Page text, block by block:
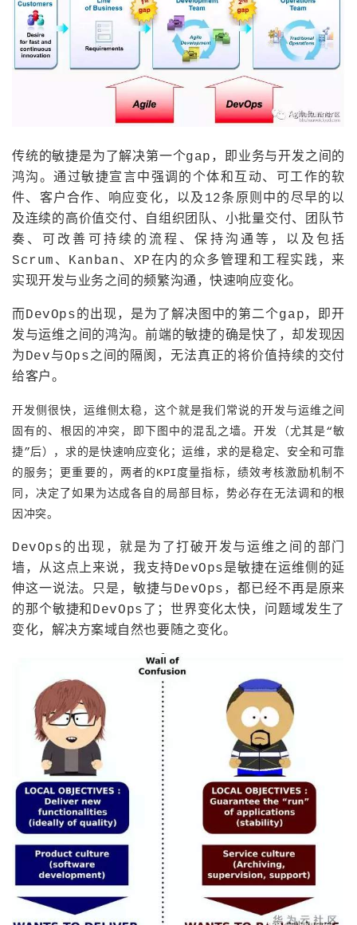
传统的敏捷是为了解决第一个gap，即业务与开发之间的
鸿沟。通过敏捷宣言中强调的个体和互动、可工作的软
件、客户合作、响应变化，以及12条原则中的尽早的以
及连续的高价值交付、自组织团队、小批量交付、团队节
奏、可改善可持续的流程、保持沟通等，以及包括
Scrum、Kanban、XP在内的众多管理和工程实践，来
实现开发与业务之间的频繁沟通，快速响应变化。
而DevOps的出现，是为了解决图中的第二个gap，即开
发与运维之间的鸿沟。前端的敏捷的确是快了，却发现因
为Dev与Ops之间的隔阂，无法真正的将价值持续的交付
给客户。
开发侧很快，运维侧太稳，这个就是我们常说的开发与运维之间
固有的、根因的冲突，即下图中的混乱之墙。开发（尤其是“敏
捷”后），求的是快速响应变化；运维，求的是稳定、安全和可靠
的服务；更重要的，两者的KPI度量指标，绩效考核激励机制不
同，决定了如果为达成各自的局部目标，势必存在无法调和的根
因冲突。
DevOps的出现，就是为了打破开发与运维之间的部门
墙，从这点上来说，我支持DevOps是敏捷在运维侧的延
伸这一说法。只是，敏捷与DevOps，都已经不再是原来
的那个敏捷和DevOps了；世界变化太快，问题域发生了
变化，解决方案域自然也要随之变化。